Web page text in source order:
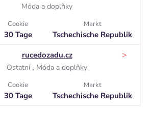
Móda a doplňky
Cookie
30 Tage
Markt
Tschechische Republik
rucedozadu.cz
Ostatní , Móda a doplňky
>
Cookie
30 Tage
Markt
Tschechische Republik